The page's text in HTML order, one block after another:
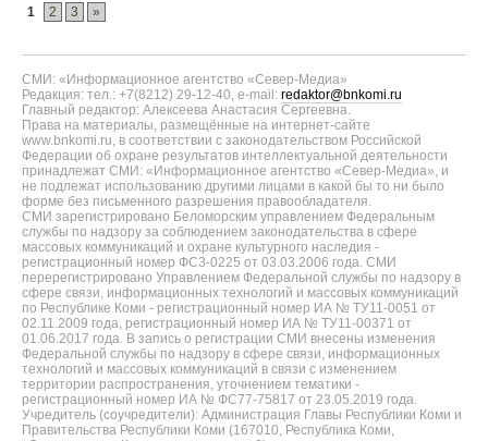
1 2 3 »
СМИ: «Информационное агентство «Север-Медиа»
Редакция: тел.: +7(8212) 29-12-40, e-mail: redaktor@bnkomi.ru
Главный редактор: Алексеева Анастасия Сергеевна.
Права на материалы, размещённые на интернет-сайте
www.bnkomi.ru, в соответствии с законодательством Российской
Федерации об охране результатов интеллектуальной деятельности
принадлежат СМИ: «Информационное агентство «Север-Медиа», и
не подлежат использованию другими лицами в какой бы то ни было
форме без письменного разрешения правообладателя.
СМИ зарегистрировано Беломорским управлением Федеральным
службы по надзору за соблюдением законодательства в сфере
массовых коммуникаций и охране культурного наследия -
регистрационный номер ФС3-0225 от 03.03.2006 года. СМИ
перерегистрировано Управлением Федеральной службы по надзору в
сфере связи, информационных технологий и массовых коммуникаций
по Республике Коми - регистрационный номер ИА № ТУ11-0051 от
02.11.2009 года, регистрационный номер ИА № ТУ11-00371 от
01.06.2017 года. В запись о регистрации СМИ внесены изменения
Федеральной службы по надзору в сфере связи, информационных
технологий и массовых коммуникаций в связи с изменением
территории распространения, уточнением тематики -
регистрационный номер ИА № ФС77-75817 от 23.05.2019 года.
Учредитель (соучредители): Администрация Главы Республики Коми и
Правительства Республики Коми (167010, Республика Коми,